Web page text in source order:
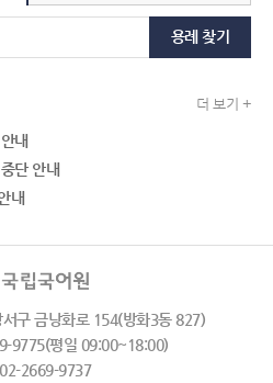
용례 찾기
더 보기 +
내
단 안내
내
구 금낭화로 154(방화3동 827)
9775(평일 09:00~18:00)
2669-9737